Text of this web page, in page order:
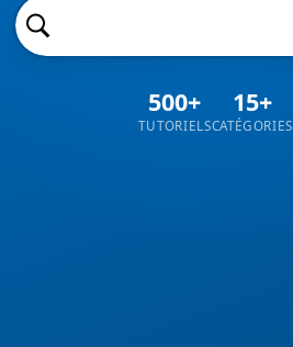
500+
TUTORIELS
15+
CATÉGORIES